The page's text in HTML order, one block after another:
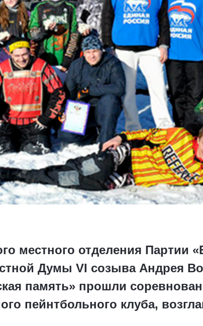
местного отделения Партии
Думы VI созыва Андрея
память» прошли
пейнтбольного клуба,